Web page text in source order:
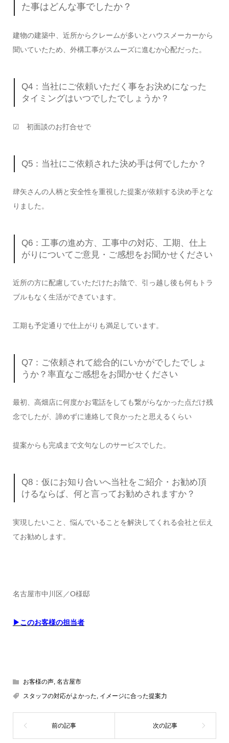
た事はどんな事でしたか？
建物の建築中、近所からクレームが多いとハウスメーカーから
聞いていたため、外構工事がスムーズに進むか心配だった。
Q4：当社にご依頼いただく事をお決めになった
タイミングはいつでしたでしょうか？
☑ 初面談のお打合せで
Q5：当社にご依頼された決め手は何でしたか？
肆矢さんの人柄と安全性を重視した提案が依頼する決め手とな
りました。
Q6：工事の進め方、工事中の対応、工期、仕上
がりについてご意見・ご感想をお聞かせください
近所の方に配慮していただけたお陰で、引っ越し後も何もトラ
ブルもなく生活ができています。
工期も予定通りで仕上がりも満足しています。
Q7：ご依頼されて総合的にいかがでしたでしょ
うか？率直なご感想をお聞かせください
最初、高畑店に何度かお電話をしても繋がらなかった点だけ残
念でしたが、諦めずに連絡して良かったと思えるくらい
提案からも完成まで文句なしのサービスでした。
Q8：仮にお知り合いへ当社をご紹介・お勧め頂
けるならば、何と言ってお勧めされますか？
実現したいこと、悩んでいることを解決してくれる会社と伝え
てお勧めします。
名古屋市中川区／O様邸
▶このお客様の担当者
お客様の声, 名古屋市
スタッフの対応がよかった イメージに合った提案力